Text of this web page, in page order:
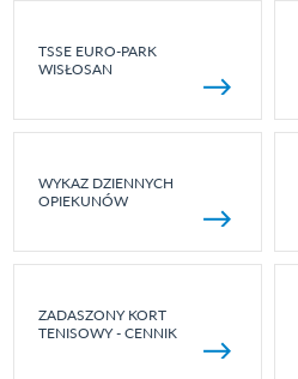
TSSE EURO-PARK
WISŁOSAN
WYKAZ DZIENNYCH
OPIEKUNÓW
ZADASZONY KORT
TENISOWY - CENNIK